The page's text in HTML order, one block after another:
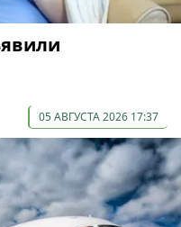
05 АВГУСТА 2026 17:37